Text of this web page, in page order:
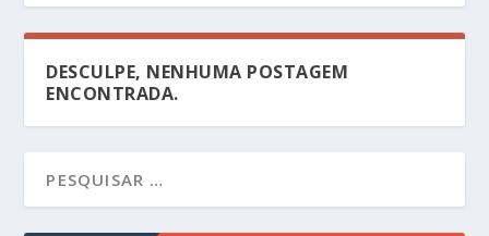
DESCULPE, NENHUMA POSTAGEM
ENCONTRADA.